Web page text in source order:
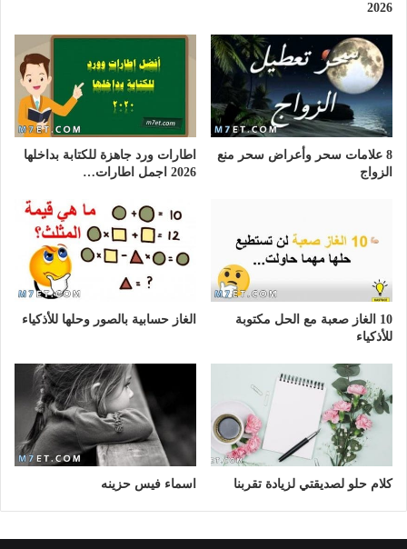
2026
8 علامات سحر وأعراض سحر منع
الزواج
اطارات ورد جاهزة للكتابة بداخلها
2026 اجمل اطارات…
10 الغاز صعبة مع الحل مكتوبة
للأذكياء
الغاز حسابية بالصور وحلها للأذكياء
كلام حلو لصديقتي لزيادة تقربنا اسماء فيس حزينه